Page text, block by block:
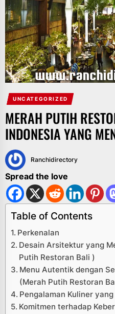
UNCATEGORIZED
MERAH PUTIH
INDONESIA YANG
Ranchidirectory
Spread the love
Table of Contents
Perkenalan
Desain Arsitektur yang
Putih Restoran Bali )
Menu Autentik dengan
(Merah Putih Restoran
Pengalaman Kuliner
Komitmen terhadap